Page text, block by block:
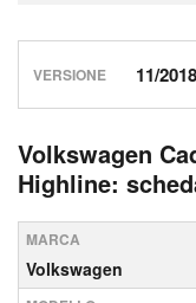
VERSIONE
Volkswagen
Highline:
MARCA
Volkswagen